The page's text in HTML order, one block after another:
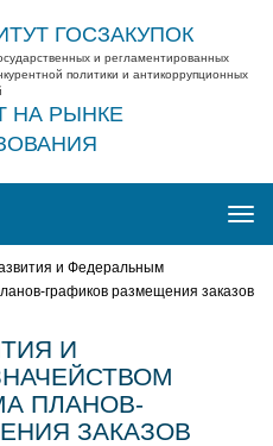
ГОСЗАКУПОК
и регламентированных
политики и антикоррупционных
НА РЫНКЕ
и Федеральным
графиков размещения заказов
И
ПЛАНОВ-
ЗАКАЗОВ